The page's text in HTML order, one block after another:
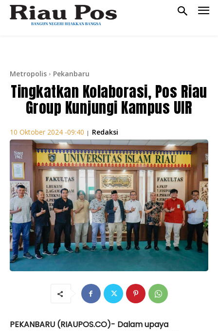
Metropolis Pekanbaru
Tingkatkan Kolaborasi, Pos Riau
Group Kunjungi Kampus UIR
10 Oktober 2024 -09:40 | Redaksi
PEKANBARU (RIAUPOS.CO)- Dalam upaya